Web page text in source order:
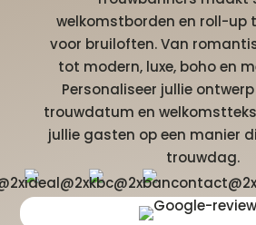
welkomstborden en roll-up
voor bruiloften. Van
tot modern, luxe, boho en
Personaliseer jullie
trouwdatum en
jullie gasten op een manier
trouwdag.